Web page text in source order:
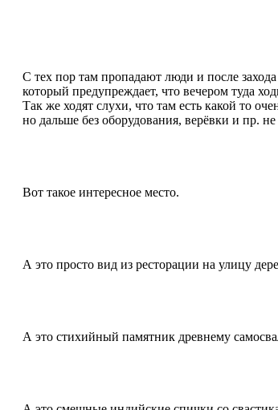
С тех пор там пропадают люди и после
который предупреждает, что вечером туда
Так же ходят слухи, что там есть какой то
но дальше без оборудования, верёвки и пр.
Вот такое интересное место.
А это просто вид из ресторации на улицу
А это стихийный памятник древнему